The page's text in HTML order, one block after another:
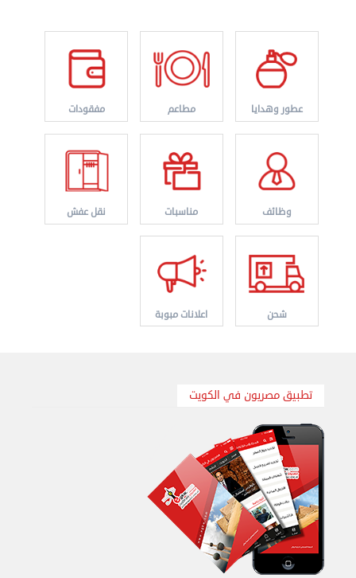
نقل عفش الكويت 50636444 فك وتركيب ايكيا محلي ...
الأحد 01 سبتمبر 2024 02:03 م
نقل عفش الكويت 50636444 فك وتركيب ايكيا محلي ...
السبت 31 أغسطس 2024 06:31 م
عطور وهدايا مطاعم مفقودات
وظائف مناسبات نقل عفش
شحن اعلانات مبوبة
تطبيق مصريون في الكويت